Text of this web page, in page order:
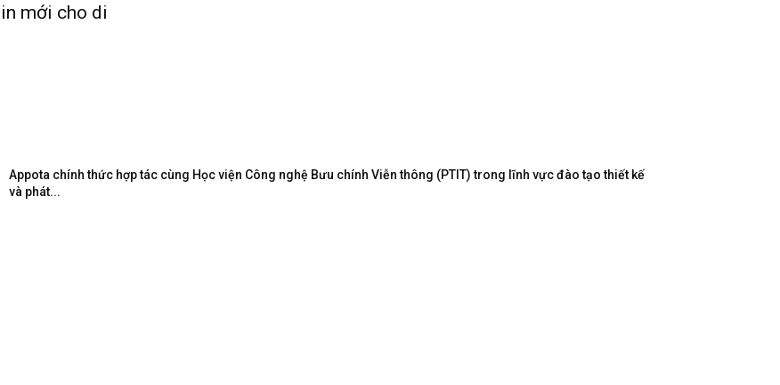
mới cho di
Appota chính thức hợp tác cùng Học viện Công nghệ Bưu chính Viễn thông (PTIT) trong lĩnh vực đào tạo thiết kế
và phát...